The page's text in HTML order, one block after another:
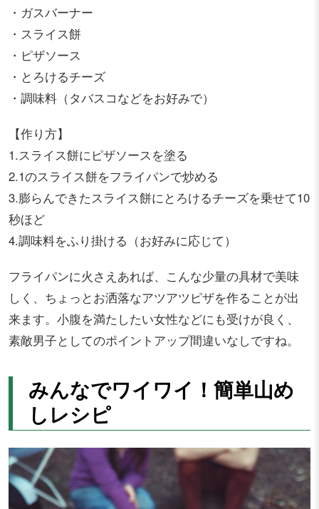
・ガスバーナー
・スライス餅
・ピザソース
・とろけるチーズ
・調味料（タバスコなどをお好みで）
【作り方】
1.スライス餅にピザソースを塗る
2.1のスライス餅をフライパンで炒める
3.膨らんできたスライス餅にとろけるチーズを乗せて10
秒ほど
4.調味料をふり掛ける（お好みに応じて）
フライパンに火さえあれば、こんな少量の具材で美味
しく、ちょっとお洒落なアツアツピザを作ることが出
来ます。小腹を満たしたい女性などにも受けが良く、
素敵男子としてのポイントアップ間違いなしですね。
みんなでワイワイ！簡単山め
しレシピ